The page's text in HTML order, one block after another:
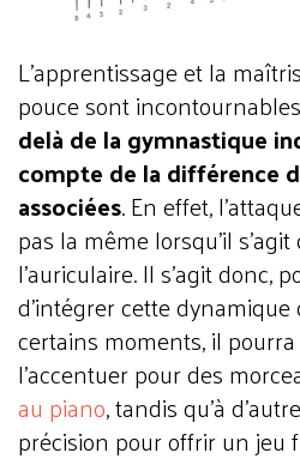
L’apprentissage et la
pouce sont
delà de la gymnastique
compte de la différence
associées. En effet,
pas la même lorsqu’il
l’auriculaire. Il s’agit donc,
d’intégrer cette dynamique
certains moments, il
l’accentuer pour des
au piano, tandis qu’à
précision pour offrir un jeu